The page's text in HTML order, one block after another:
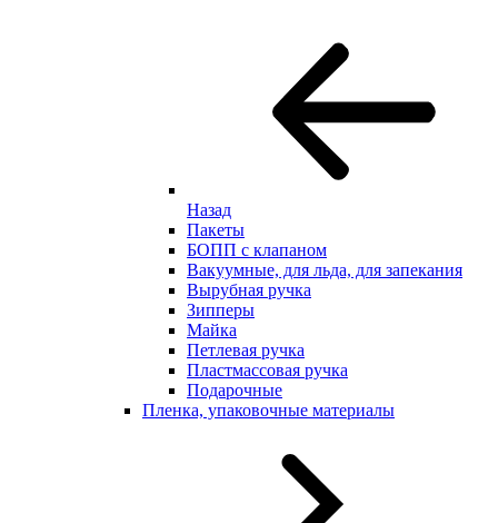
Назад
Пакеты
БОПП с клапаном
Вакуумные, для льда, для запекания
Вырубная ручка
Зипперы
Майка
Петлевая ручка
Пластмассовая ручка
Подарочные
Пленка, упаковочные материалы